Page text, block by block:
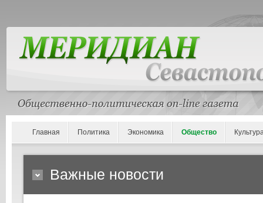
Главная Политика Экономика Общество
Важные новости